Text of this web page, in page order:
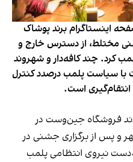
اینستاگرام برند پوشاک
مختلط، از دسترس خارج و
کرد. چند کافه‌‌دار و شهروند
با سیاست پلمب درصدد کنترل
انتقام‌گیری است.
فروشگاه جین‌وست در
فرشته تهران، شنبه ۱۹ مهر و پس از برگزاری جشنی در
نیروی انتظامی پلمب